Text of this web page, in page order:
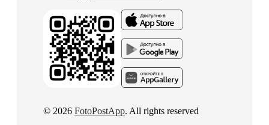
© 2026 FotoPostApp. All rights reserved